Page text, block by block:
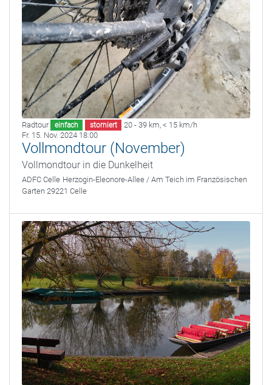
Radtour einfach storniert 20 - 39 km, < 15 km/h
Fr. 15. Nov. 2024 18:00
Vollmondtour (November)
Vollmondtour in die Dunkelheit
ADFC Celle Herzogin-Eleonore-Allee / Am Teich im Französischen
Garten 29221 Celle